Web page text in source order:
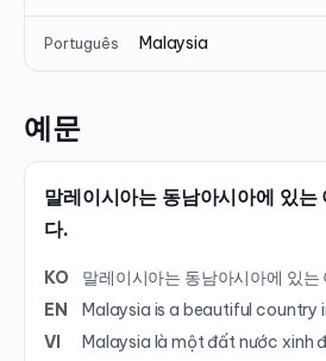
Português Malaysia
예문
말레이시아는 동남아시아에 있는
다.
KO
말레이시아는 동남아시아에 있는
EN
Malaysia is a beautiful country
VI
Malaysia là một đất nước xinh